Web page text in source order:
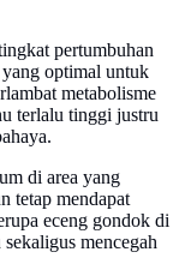
pertumbuhan
optimal untuk
metabolisme
terlalu tinggi justru
di area yang
tetap mendapat
eceng gondok di
mencegah